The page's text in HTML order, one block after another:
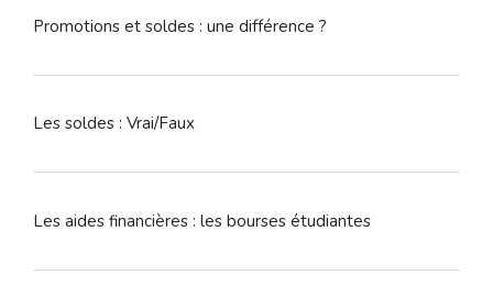
Promotions et soldes : une différence ?
Les soldes : Vrai/Faux
Les aides financières : les bourses étudiantes